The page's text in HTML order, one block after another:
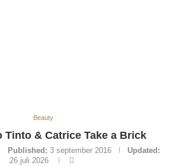
Beauty
Tinto & Catrice Take a Brick
Published: 3 september 2016
Updated:
26 juli 2026